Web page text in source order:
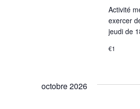
Activité
exercer
jeudi de
€1
octobre 2026